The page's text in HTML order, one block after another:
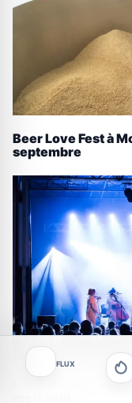
Beer Love Fest à
septembre
Les Estivales au
FLUX